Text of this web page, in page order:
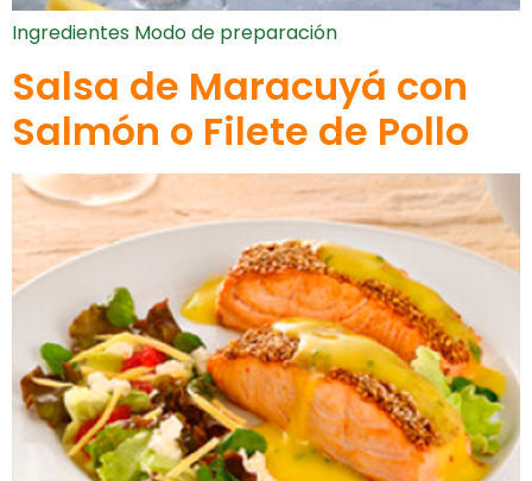
Ingredientes Modo de preparación
Salsa de Maracuyá con
Salmón o Filete de Pollo